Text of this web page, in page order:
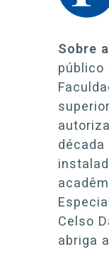
Sobre
público
década
Celso
abriga